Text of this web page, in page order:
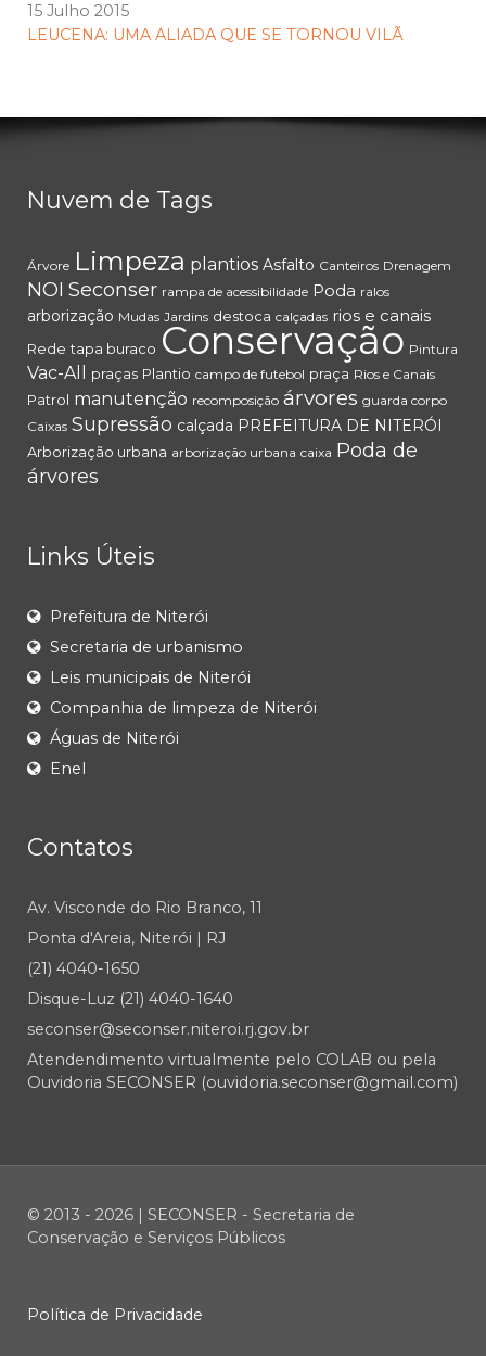
15 Julho 2015
LEUCENA: UMA ALIADA QUE SE TORNOU VILÃ
Nuvem de Tags
Árvore Limpeza plantios Asfalto Canteiros Drenagem
NOI Seconser rampa de acessibilidade Poda ralos
arborização Mudas Jardins destoca calçadas rios e canais
Rede tapa buraco Conservação Pintura
Vac-All praças Plantio campo de futebol praça Rios e Canais
Patrol manutenção recomposição árvores guarda corpo
Caixas Supressão calçada PREFEITURA DE NITERÓI
Arborização urbana arborização urbana caixa Poda de
árvores
Links Úteis
Prefeitura de Niterói
Secretaria de urbanismo
Leis municipais de Niterói
Companhia de limpeza de Niterói
Águas de Niterói
Enel
Contatos
Av. Visconde do Rio Branco, 11
Ponta d'Areia, Niterói | RJ
(21) 4040-1650
Disque-Luz (21) 4040-1640
seconser@seconser.niteroi.rj.gov.br
Atendendimento virtualmente pelo COLAB ou pela
Ouvidoria SECONSER (ouvidoria.seconser@gmail.com)
© 2013 - 2026 | SECONSER - Secretaria de
Conservação e Serviços Públicos
Política de Privacidade